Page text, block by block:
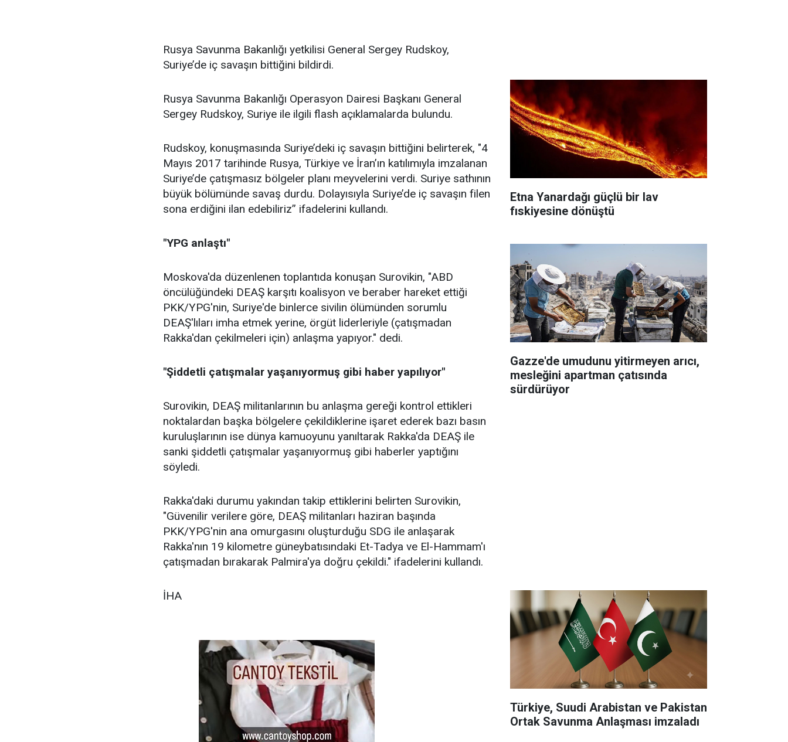
Rusya Savunma Bakanlığı yetkilisi General Sergey Rudskoy,
Suriye’de iç savaşın bittiğini bildirdi.
Rusya Savunma Bakanlığı Operasyon Dairesi Başkanı General
Sergey Rudskoy, Suriye ile ilgili flash açıklamalarda bulundu.
Rudskoy, konuşmasında Suriye’deki iç savaşın bittiğini belirterek, "4
Mayıs 2017 tarihinde Rusya, Türkiye ve İran’ın katılımıyla imzalanan
Suriye’de çatışmasız bölgeler planı meyvelerini verdi. Suriye sathının
büyük bölümünde savaş durdu. Dolayısıyla Suriye’de iç savaşın filen
sona erdiğini ilan edebiliriz” ifadelerini kullandı.
"YPG anlaştı"
Moskova'da düzenlenen toplantıda konuşan Surovikin, "ABD
öncülüğündeki DEAŞ karşıtı koalisyon ve beraber hareket ettiği
PKK/YPG'nin, Suriye'de binlerce sivilin ölümünden sorumlu
DEAŞ'lıları imha etmek yerine, örgüt liderleriyle (çatışmadan
Rakka'dan çekilmeleri için) anlaşma yapıyor." dedi.
"Şiddetli çatışmalar yaşanıyormuş gibi haber yapılıyor"
Surovikin, DEAŞ militanlarının bu anlaşma gereği kontrol ettikleri
noktalardan başka bölgelere çekildiklerine işaret ederek bazı basın
kuruluşlarının ise dünya kamuoyunu yanıltarak Rakka'da DEAŞ ile
sanki şiddetli çatışmalar yaşanıyormuş gibi haberler yaptığını
söyledi.
Rakka'daki durumu yakından takip ettiklerini belirten Surovikin,
"Güvenilir verilere göre, DEAŞ militanları haziran başında
PKK/YPG'nin ana omurgasını oluşturduğu SDG ile anlaşarak
Rakka'nın 19 kilometre güneybatısındaki Et-Tadya ve El-Hammam'ı
çatışmadan bırakarak Palmira'ya doğru çekildi." ifadelerini kullandı.
İHA
Etna Yanardağı güçlü bir lav
fıskiyesine dönüştü
Gazze'de umudunu yitirmeyen arıcı,
mesleğini apartman çatısında
sürdürüyor
Türkiye, Suudi Arabistan ve Pakistan
Ortak Savunma Anlaşması imzaladı